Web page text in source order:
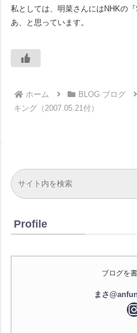
私としては、明菜さんにはNHKの
あ、と思っています。
ホーム BLOG ブログ
キング（2007.05.21付）
Profile
ブログを
まさ